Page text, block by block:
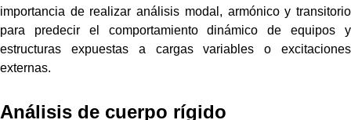
importancia de realizar análisis modal, armónico y transitorio
para predecir el comportamiento dinámico de equipos y
estructuras expuestas a cargas variables o excitaciones
externas.
Análisis de cuerpo rígido